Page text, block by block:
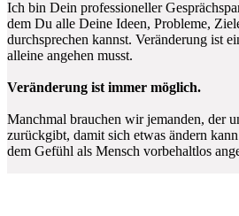
Ich bin Dein professioneller
dem Du alle Deine Ideen, Probleme,
durchsprechen kannst. Veränderung ist
alleine angehen musst.
Veränderung ist immer möglich.
Manchmal brauchen wir jemanden, der
zurückgibt, damit sich etwas ändern
dem Gefühl als Mensch vorbehaltlos